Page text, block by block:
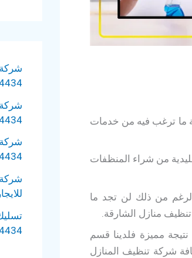
ما ترغب فيه من خدمات
من شراء المنظفات
من ذلك لن تجد ما
منازل الشارقة.
مميزة فلدينا قسم
شركة تنظيف المنازل
شركة
شركة
شركة
للايجار 00201030714434